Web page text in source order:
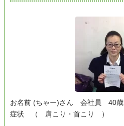
お名前 (ちゃー)さん 会社員 40歳
症状 （ 肩こり・首こり ）